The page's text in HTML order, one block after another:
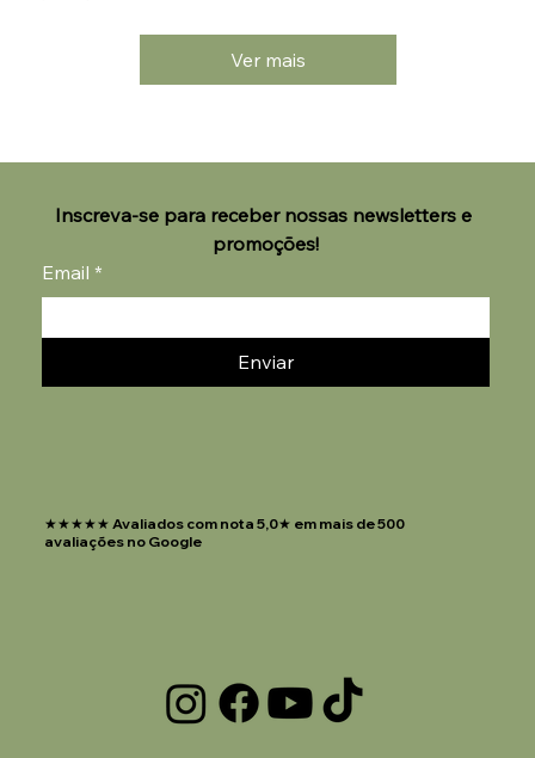
Ver mais
Inscreva-se para receber nossas newsletters e
promoções!
Email *
Enviar
★★★★★ Avaliados com nota 5,0★ em mais de 500
avaliações no Google